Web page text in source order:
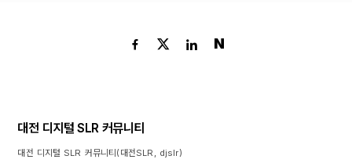
N
대전 디지털 SLR 커뮤니티
대전 디지털 SLR 커뮤니티(대전SLR, djslr)